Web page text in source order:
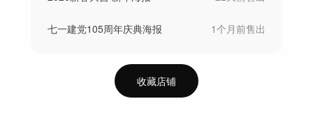
七一建党105周年庆典海报 1个月前售出
收藏店铺